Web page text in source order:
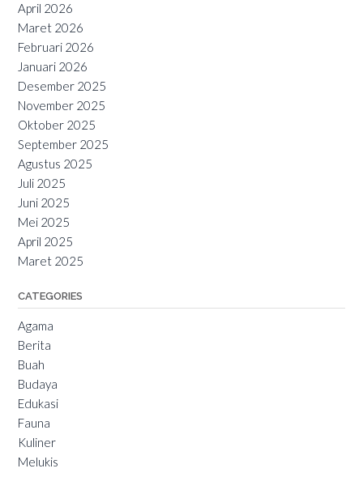
April 2026
Maret 2026
Februari 2026
Januari 2026
Desember 2025
November 2025
Oktober 2025
September 2025
Agustus 2025
Juli 2025
Juni 2025
Mei 2025
April 2025
Maret 2025
CATEGORIES
Agama
Berita
Buah
Budaya
Edukasi
Fauna
Kuliner
Melukis